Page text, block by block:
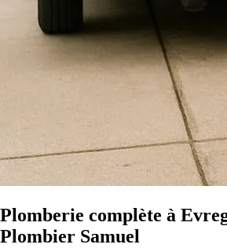
Plomberie complète à
Plombier Samuel